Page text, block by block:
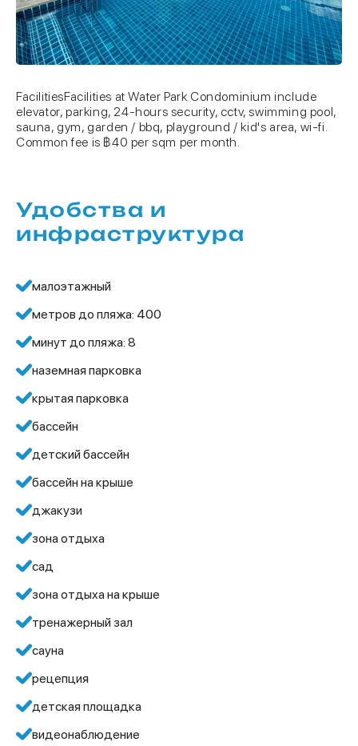
FacilitiesFacilities at Water Park Condominium include
elevator, parking, 24-hours security, cctv, swimming pool,
sauna, gym, garden / bbq, playground / kid's area, wi-fi.
Common fee is ฿40 per sqm per month.
Удобства и
инфраструктура
малоэтажный
метров до пляжа: 400
минут до пляжа: 8
наземная парковка
крытая парковка
бассейн
детский бассейн
бассейн на крыше
джакузи
зона отдыха
сад
зона отдыха на крыше
тренажерный зал
сауна
рецепция
детская площадка
видеонаблюдение